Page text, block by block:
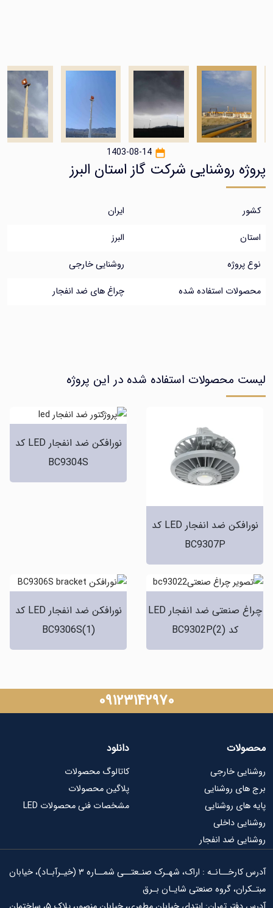
روشنایی شرکت گاز استان البرز
روشنایی خارجی
استفاده شده
چراغ های ضد انفجار
محصولات استفاده شده در این پروژه
نورافکن ضد انفجار LED کد
BC9307P
نورافکن ضد انفجار LED کد
BC9304S
چراغ صنعتی ضد انفجار LED
نورافکن ضد انفجار LED کد
۰۹۱۲۳۱۴۲۹۷۰
خارجی
روشنایی
روشنایی
داخلی
ضد انفجار
کاتالوگ محصولات
پلاگین محصولات
مشخصات فنی محصولات LED
آدرس کارخــانـه : اراک، شهـرک صنـعتــی شمــاره ۳ (خیـرآبـاد)، خیابان
گروه صنعتی شایـان بـرق